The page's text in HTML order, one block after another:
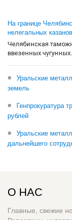
На границе
нелегальных казанов
Челябинская
ввезенных
Уральские
земель
Генпрокуратура
рублей
Уральские
дальнейшего
О НАС
Главные, свежие